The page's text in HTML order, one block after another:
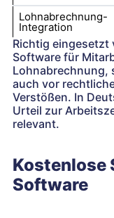
Lohnabrechnung-
Integration
Richtig eingesetzt
Software für
Lohnabrechnung,
auch vor
Verstößen. In
Urteil zur
relevant.
Kostenlose
Software